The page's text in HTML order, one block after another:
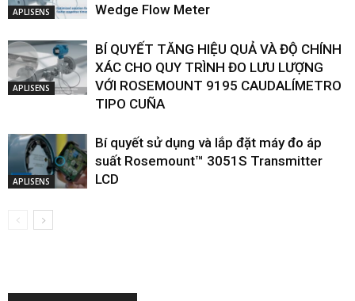
APLISENS
Wedge Flow Meter
APLISENS
BÍ QUYẾT TĂNG HIỆU QUẢ VÀ ĐỘ CHÍNH
XÁC CHO QUY TRÌNH ĐO LƯU LƯỢNG
VỚI ROSEMOUNT 9195 CAUDALÍMETRO
TIPO CUÑA
APLISENS
Bí quyết sử dụng và lắp đặt máy đo áp
suất Rosemount™ 3051S Transmitter
LCD